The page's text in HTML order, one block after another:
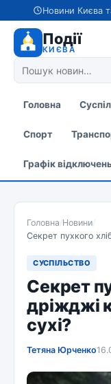
Новини Києва
Події
КИЄВА
Головна
Спорт
Графік
Головна/Новини/
Секрет пухкого
СУСПІЛЬСТВО
Секрет
дріжджі
сухі?
Тетяна Юрченко